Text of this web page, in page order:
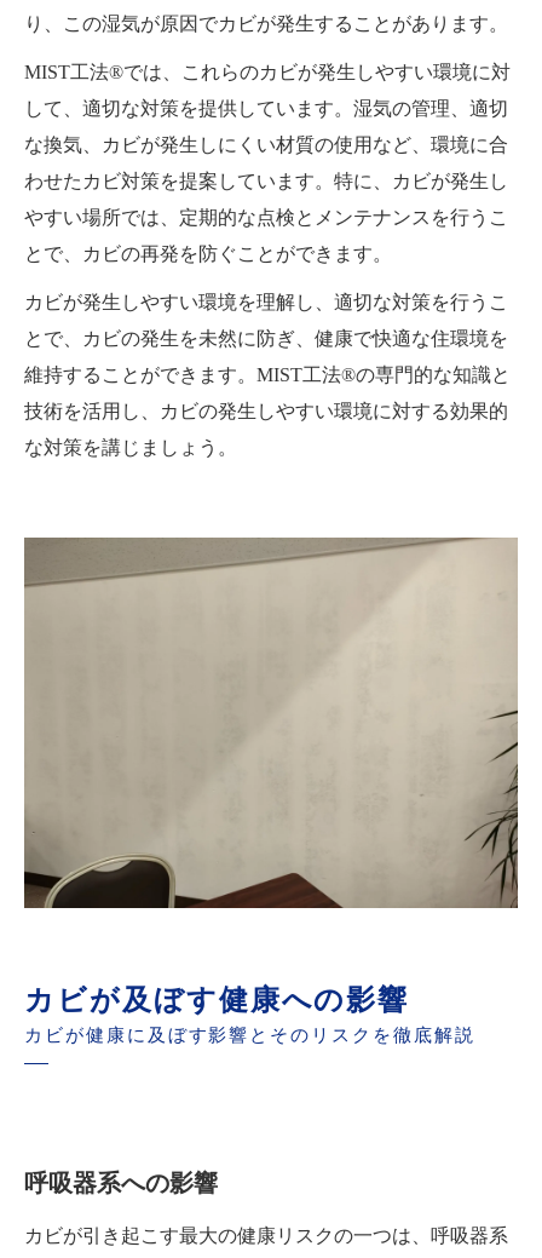
り、この湿気が原因でカビが発生することがあります。
MIST工法®では、これらのカビが発生しやすい環境に対
して、適切な対策を提供しています。湿気の管理、適切
な換気、カビが発生しにくい材質の使用など、環境に合
わせたカビ対策を提案しています。特に、カビが発生し
やすい場所では、定期的な点検とメンテナンスを行うこ
とで、カビの再発を防ぐことができます。
カビが発生しやすい環境を理解し、適切な対策を行うこ
とで、カビの発生を未然に防ぎ、健康で快適な住環境を
維持することができます。MIST工法®の専門的な知識と
技術を活用し、カビの発生しやすい環境に対する効果的
な対策を講じましょう。
カビが及ぼす健康への影響
カビが健康に及ぼす影響とそのリスクを徹底解説
呼吸器系への影響
カビが引き起こす最大の健康リスクの一つは、呼吸器系